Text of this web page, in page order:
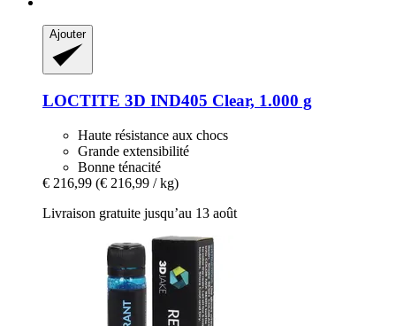
Ajouter
LOCTITE 3D IND405 Clear, 1.000 g
Haute résistance aux chocs
Grande extensibilité
Bonne ténacité
€ 216,99 (€ 216,99 / kg)
Livraison gratuite jusqu’au 13 août